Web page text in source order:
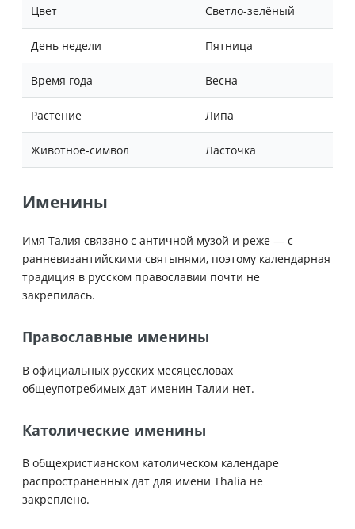
Цвет Светло-зелёный
День недели Пятница
Время года Весна
Растение Липа
Животное-символ Ласточка
Именины
Имя Талия связано с античной музой и реже — с
ранневизантийскими святынями, поэтому календарная
традиция в русском православии почти не
закрепилась.
Православные именины
В официальных русских месяцесловах
общеупотребимых дат именин Талии нет.
Католические именины
В общехристианском католическом календаре
распространённых дат для имени Thalia не
закреплено.